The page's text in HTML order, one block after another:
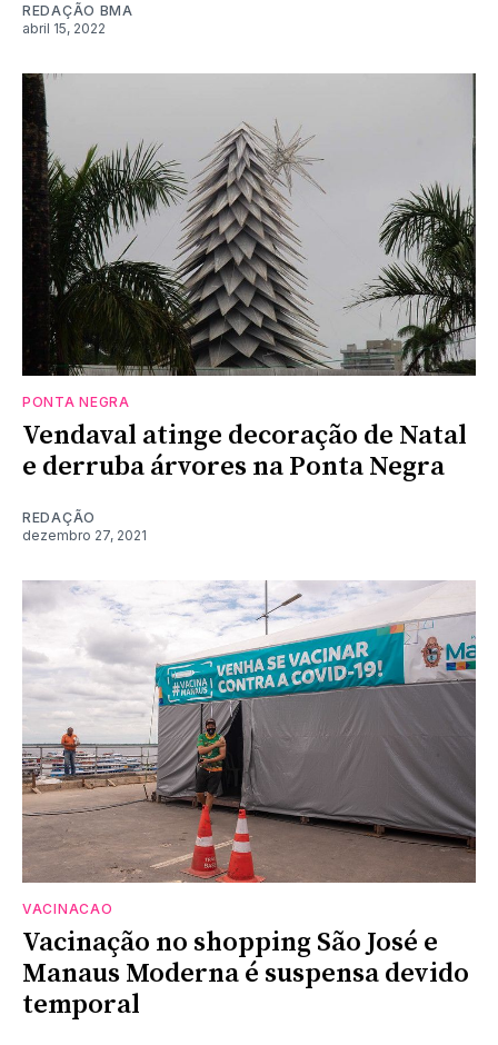
REDAÇÃO BMA
abril 15, 2022
PONTA NEGRA
Vendaval atinge decoração de Natal
e derruba árvores na Ponta Negra
REDAÇÃO
dezembro 27, 2021
VACINACAO
Vacinação no shopping São José e
Manaus Moderna é suspensa devido
temporal